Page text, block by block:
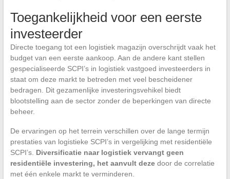
Toegankelijkheid voor een eerste
investeerder
Directe toegang tot een logistiek magazijn overschrijdt vaak het
budget van een eerste aankoop. Aan de andere kant stellen
gespecialiseerde SCPI’s in logistiek vastgoed investeerders in
staat om deze markt te betreden met veel bescheidener
bedragen. Dit gezamenlijke investeringsvehikel biedt
blootstelling aan de sector zonder de beperkingen van directe
beheer.
De ervaringen op het terrein verschillen over de lange termijn
prestaties van logistieke SCPI’s in vergelijking met residentiële
SCPI’s. Diversificatie naar logistiek vervangt geen
residentiële investering, het aanvult dezedoor de correlatie
met één enkele markt te verminderen.